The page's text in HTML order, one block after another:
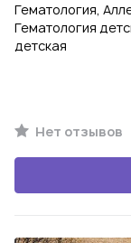
Гематология,
Гематология
детская
Нет отзывов